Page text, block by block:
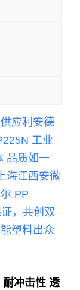
应利安德
工业
品质如一
海江西安微
PP
，共创双
塑料出众
冲击性 透